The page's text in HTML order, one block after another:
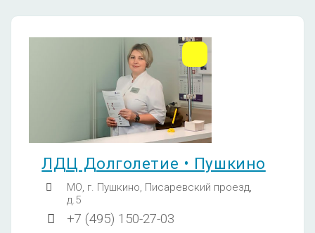
ЛДЦ Долголетие • Пушкино
МО, г. Пушкино, Писаревский проезд,
д.5
+7 (495) 150-27-03